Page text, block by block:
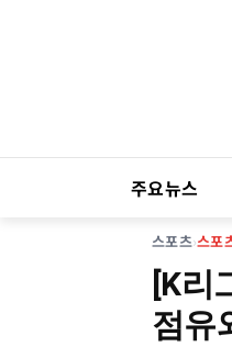
주요뉴스
스포츠›스포
[K리
점유